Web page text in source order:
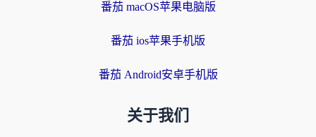
番茄 macOS苹果电脑版
番茄 ios苹果手机版
番茄 Android安卓手机版
关于我们